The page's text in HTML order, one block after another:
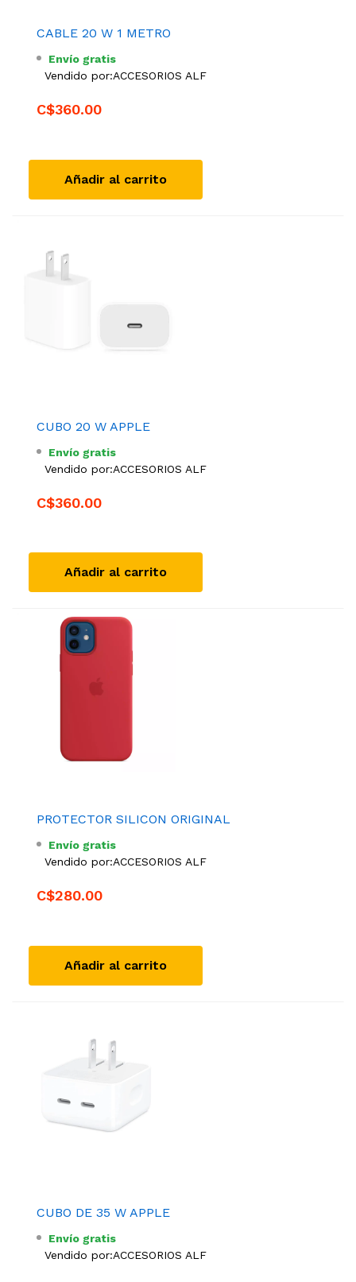
CABLE 20 W 1 METRO
Envío gratis
Vendido por:ACCESORIOS ALF
C$360.00
Añadir al carrito
CUBO 20 W APPLE
Envío gratis
Vendido por:ACCESORIOS ALF
C$360.00
Añadir al carrito
PROTECTOR SILICON ORIGINAL
Envío gratis
Vendido por:ACCESORIOS ALF
C$280.00
Añadir al carrito
CUBO DE 35 W APPLE
Envío gratis
Vendido por:ACCESORIOS ALF